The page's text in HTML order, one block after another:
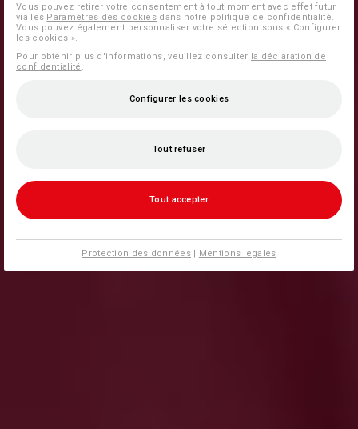
Vous pouvez retirer votre consentement à tout moment avec effet futur
via les Paramètres des cookies dans notre politique de confidentialité.
Vous pouvez également personnaliser votre sélection sous « Configurer
les cookies ».
Pour obtenir plus d'informations, veuillez consulter la déclaration de
confidentialité
Configurer les cookies
Tout refuser
Tout accepter
Protection des données| Mentions legales